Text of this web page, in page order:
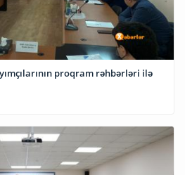
proqram rəhbərləri ilə